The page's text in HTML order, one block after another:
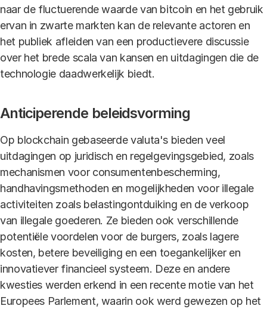
naar de fluctuerende waarde van bitcoin en het gebruik
ervan in zwarte markten kan de relevante actoren en
het publiek afleiden van een productievere discussie
over het brede scala van kansen en uitdagingen die de
technologie daadwerkelijk biedt.
Anticiperende beleidsvorming
Op blockchain gebaseerde valuta's bieden veel
uitdagingen op juridisch en regelgevingsgebied, zoals
mechanismen voor consumentenbescherming,
handhavingsmethoden en mogelijkheden voor illegale
activiteiten zoals belastingontduiking en de verkoop
van illegale goederen. Ze bieden ook verschillende
potentiële voordelen voor de burgers, zoals lagere
kosten, betere beveiliging en een toegankelijker en
innovatiever financieel systeem. Deze en andere
kwesties werden erkend in een recente motie van het
Europees Parlement, waarin ook werd gewezen op het